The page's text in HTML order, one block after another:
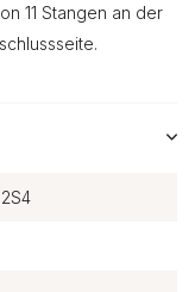
11 Stangen an der